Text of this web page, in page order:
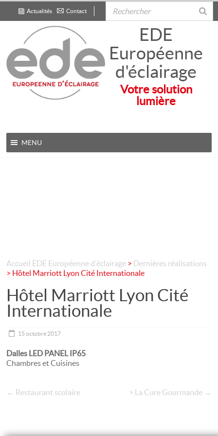
Contact
Actualités
EDE
Européenne
d'éclairage
Votre solution
lumière
MENU
Accueil EDE Européenne d'éclairage > Dernières réalisations
> Hôtel Marriott Lyon Cité Internationale
Hôtel Marriott Lyon Cité
Internationale
15 octobre 2017
Dalles LED PANEL IP65
Chambres et Cuisines
← Restaurant scolaire > La Cure Gourmande →